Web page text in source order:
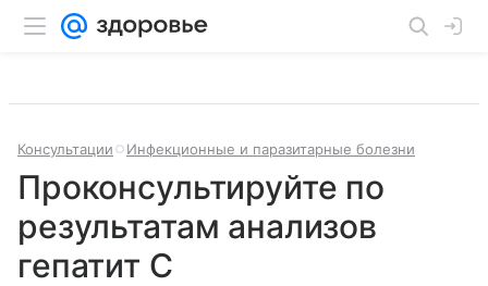
Консультации Инфекционные и паразитарные болезни
Проконсультируйте по
результатам анализов
гепатит С